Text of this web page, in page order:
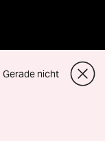
Gerade nicht